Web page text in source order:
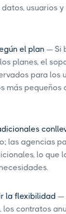
usuarios
el plan — Si
planes, el
para los
más pequeños
las agencias
lo que
la flexibilidad —
los contratos